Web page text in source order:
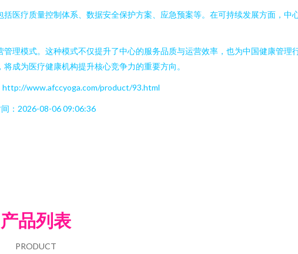
医疗质量控制体系、数据安全保护方案、应急预案等。在可持续发展方面，中
理模式。这种模式不仅提升了中心的服务品质与运营效率，也为中国健康管理
成为医疗健康机构提升核心竞争力的重要方向。
http://www.afccyoga.com/product/93.html
：2026-08-06 09:06:36
产品列表
PRODUCT